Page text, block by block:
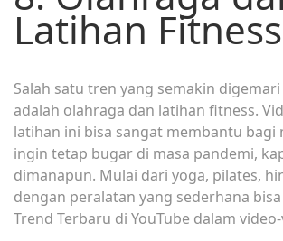
Latihan Fitness
Salah satu tren yang semakin digemari
adalah olahraga dan latihan fitness.
latihan ini bisa sangat membantu bagi
ingin tetap bugar di masa pandemi,
dimanapun. Mulai dari yoga, pilates,
dengan peralatan yang sederhana
Trend Terbaru di YouTube dalam